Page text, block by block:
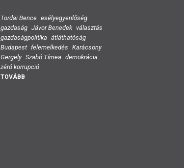
Tordai Bence esélyegyenlőség
gazdaság Jávor Benedek választás
gazdaságpolitika átláthatóság
Budapest felemelkedés Karácsony
Gergely Szabó Tímea demokrácia
zéró korrupció
TOVÁBB